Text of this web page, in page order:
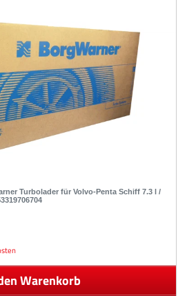
Turbolader für Volvo-Penta Schiff 7.3 l /
Warenkorb